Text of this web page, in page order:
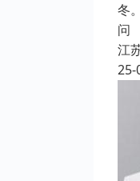
冬
问
江
25-